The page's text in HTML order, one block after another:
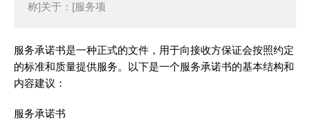
称]关于：[服务项
服务承诺书是一种正式的文件，用于向接收方保证会按照约定
的标准和质量提供服务。以下是一个服务承诺书的基本结构和
内容建议：
服务承诺书